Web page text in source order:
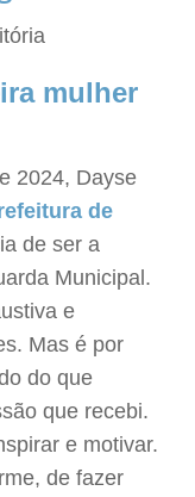
mulher
2024, Dayse
de
de ser a
Municipal.
e
Mas é por
do que
que recebi.
e motivar.
de fazer